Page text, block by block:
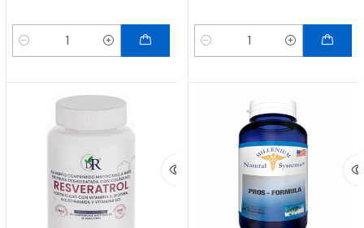
Cantidad Cantidad